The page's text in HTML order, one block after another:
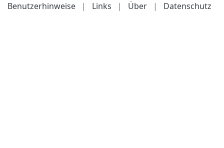
Benutzerhinweise
| Links | Über | Datenschutz